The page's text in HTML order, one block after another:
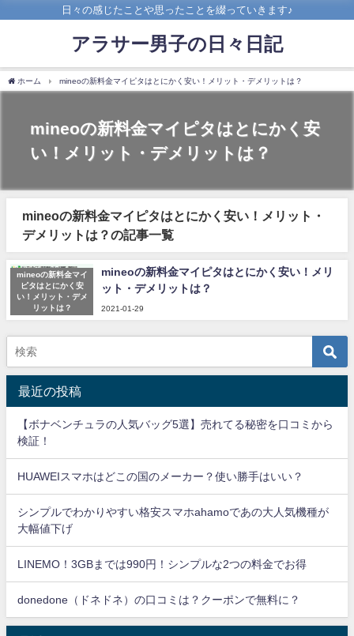
日々の感じたことや思ったことを綴っていきます♪
アラサー男子の日々日記
ホーム mineoの新料金マイピタはとにかく安い！メリット・デメリットは？
mineoの新料金マイピタはとにかく安
い！メリット・デメリットは？
mineoの新料金マイピタはとにかく安い！メリット・
デメリットは？の記事一覧
mineoの新料金マイ
ピタはとにかく安
い！メリット・デメ
リットは？
mineoの新料金マイピタはとにかく安い！メリ
ット・デメリットは？
2021-01-29
最近の投稿
【ボナベンチュラの人気バッグ5選】売れてる秘密を口コミから
検証！
HUAWEIスマホはどこの国のメーカー？使い勝手はいい？
シンプルでわかりやすい格安スマホahamoであの大人気機種が
大幅値下げ
LINEMO！3GBまでは990円！シンプルな2つの料金でお得
donedone（ドネドネ）の口コミは？クーポンで無料に？